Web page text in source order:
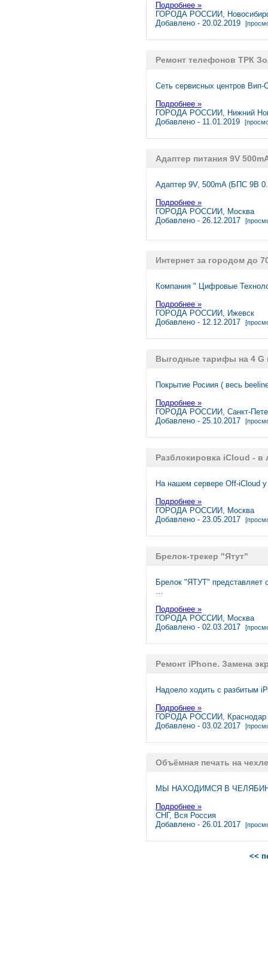
Подробнее »
ГОРОДА РОССИИ,
Добавлено - 20.02.2019
Ремонт телефонов ТРК
Сеть сервисных центров
Подробнее »
ГОРОДА РОССИИ, Нижний
Добавлено - 11.01.2019
Адаптер питания 9V
Адаптер 9V, 500mA (БПС 9В
Подробнее »
ГОРОДА РОССИИ, Москва
Добавлено - 26.12.2017
Интернет за городом до
Компания " Цифровые
Подробнее »
ГОРОДА РОССИИ, Ижевск
Добавлено - 12.12.2017
Выгодные тарифы на 4 G
Покрытие Росиия ( весь
Подробнее »
ГОРОДА РОССИИ, Санкт-
Добавлено - 25.10.2017
Разблокировка iCloud -
На нашем сервере Off-iCloud
Подробнее »
ГОРОДА РОССИИ, Москва
Добавлено - 23.05.2017
Брелок-трекер "Ятут"
Брелок "ЯТУТ" представляет
…
Подробнее »
ГОРОДА РОССИИ, Москва
Добавлено - 02.03.2017
Ремонт iPhone. Замена
Надоело ходить с разбитым
Подробнее »
ГОРОДА РОССИИ, Краснодар
Добавлено - 03.02.2017
Объёмная печать на
МЫ НАХОДИМСЯ В
Подробнее »
СНГ, Вся Россия
Добавлено - 26.01.2017
<<